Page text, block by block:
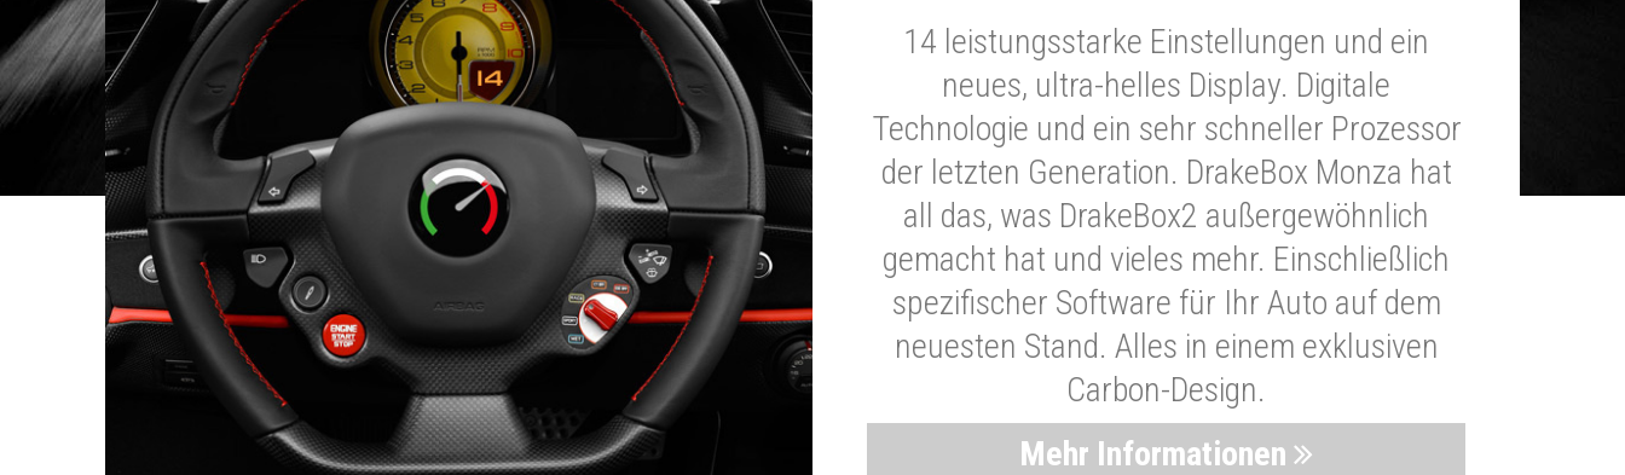
14 leistungsstarke Einstellungen und ein
neues, ultra-helles Display. Digitale
Technologie und ein sehr schneller Prozessor
der letzten Generation. DrakeBox Monza hat
all das, was DrakeBox2 außergewöhnlich
gemacht hat und vieles mehr. Einschließlich
spezifischer Software für Ihr Auto auf dem
neuesten Stand. Alles in einem exklusiven
Carbon-Design.
Mehr Informationen